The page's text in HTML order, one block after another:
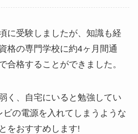
に受験しましたが、知識も経
格の専門学校に約4ヶ月間通
合格することができました。
く、自宅にいると勉強してい
ビの電源を入れてしまうような
をおすすめします!